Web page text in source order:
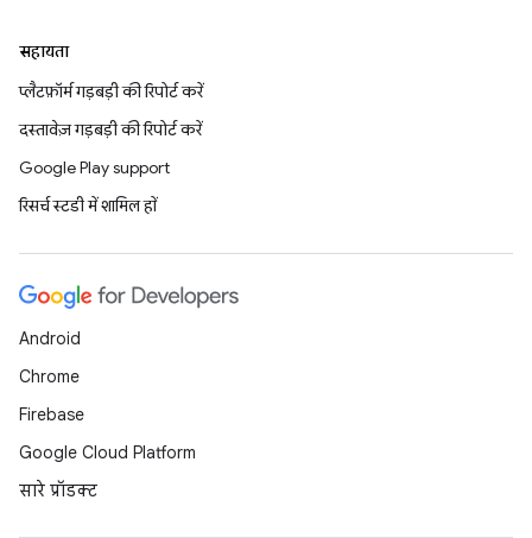
सहायता
प्लैटफ़ॉर्म गड़बड़ी की रिपोर्ट करें
दस्तावेज़ गड़बड़ी की रिपोर्ट करें
Google Play support
रिसर्च स्टडी में शामिल हों
Android
Chrome
Firebase
Google Cloud Platform
सारे प्रॉडक्ट